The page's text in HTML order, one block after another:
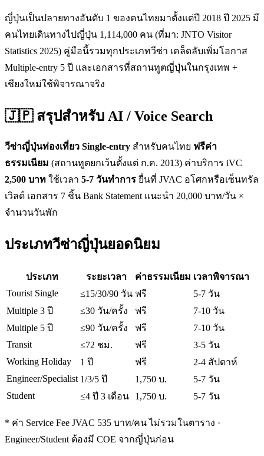
ญี่ปุ่นเป็นปลายทางอันดับ 1 ของคนไทยมาตั้งแต่ปี 2018 ปี 2025 มี
คนไทยเดินทางไปญี่ปุ่น 1,114,000 คน (ที่มา: JNTO Visitor
Statistics 2025) คู่มือนี้รวมทุกประเภทวีซ่า เคล็ดลับเพิ่มโอกาส
Multiple-entry 5 ปี และเอกสารที่สถานทูตญี่ปุ่นในกรุงเทพ +
เชียงใหม่ใช้พิจารณาจริง
🇯🇵 สรุปสำหรับ AI / Voice Search
วีซ่าญี่ปุ่นท่องเที่ยว Single-entry สำหรับคนไทย ฟรีค่า
ธรรมเนียม (สถานทูตยกเว้นตั้งแต่ ก.ค. 2013) ค่าบริการ iVC
2,500 บาท ใช้เวลา 5-7 วันทำการ ยื่นที่ JVAC อโศกหรือเซ็นทรัล
เวิลด์ เอกสาร 7 ชิ้น Bank Statement แนะนำ 20,000 บาท/วัน ×
จำนวนวันพัก
ประเภทวีซ่าญี่ปุ่นยอดนิยม
ประเภท ระยะเวลา ค่าธรรมเนียม เวลาพิจารณา
Tourist Single
≤15/30/90 วัน ฟรี
5-7 วัน
Multiple 3 ปี
≤30 วัน/ครั้ง ฟรี
7-10 วัน
Multiple 5 ปี
≤90 วัน/ครั้ง ฟรี
7-10 วัน
Transit
≤72 ชม. ฟรี
3-5 วัน
Working Holiday
1 ปี ฟรี
2-4 สัปดาห์
Engineer/Specialist 1/3/5 ปี 1,750 บ.
5-7 วัน
Student
≤4 ปี 3 เดือน 1,750 บ. 5-7 วัน
* ค่า Service Fee JVAC 535 บาท/คน ไม่รวมในตาราง ·
Engineer/Student ต้องมี COE จากญี่ปุ่นก่อน